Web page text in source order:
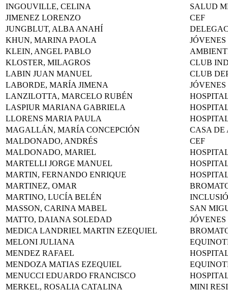
INGOUVILLE, CELINA
SALUD
JIMENEZ LORENZO
CEF
JUNGBLUT, ALBA ANAHÍ
KHUN, MARINA PAOLA
KLEIN, ANGEL PABLO
KLOSTER, MILAGROS
CLUB
LABIN JUAN MANUEL
CLUB
LABORDE, MARÍA JIMENA
LANZILOTTA, MARCELO RUBÉN
LASPIUR MARIANA GABRIELA
LLORENS MARIA PAULA
MAGALLÁN, MARÍA CONCEPCIÓN
CASA DE
MALDONADO, ANDRÉS
CEF
MALDONADO, MARIEL
MARTELLI JORGE MANUEL
MARTIN, FERNANDO ENRIQUE
MARTINEZ, OMAR
MARTINO, LUCÍA BELÉN
MASSON, CARINA MABEL
SAN
MATTO, DAIANA SOLEDAD
MEDICA LANDRIEL MARTIN EZEQUIEL
MELONI JULIANA
MENDEZ RAFAEL
MENDOZA MATIAS EZEQUIEL
MENUCCI EDUARDO FRANCISCO
MERKEL, ROSALIA CATALINA
MINI